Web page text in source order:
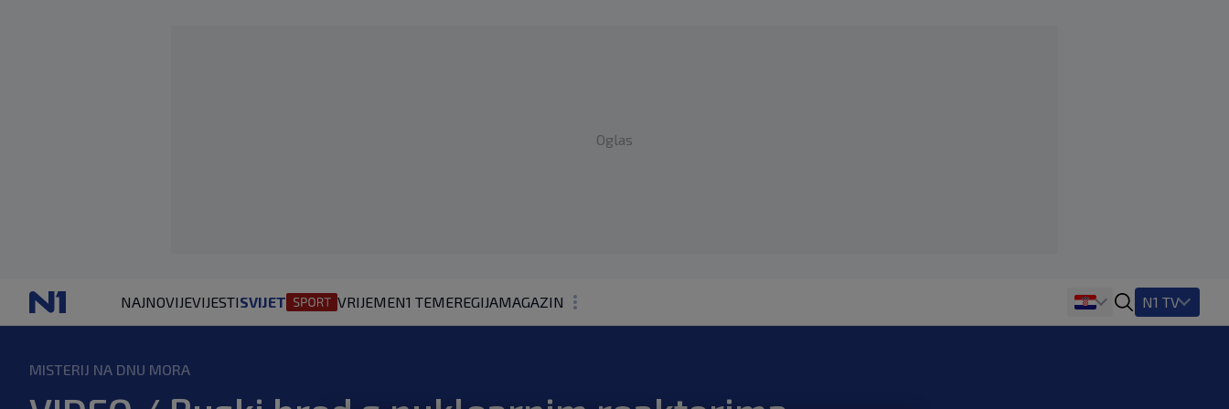
Oglas
NAJNOVIJEVIJESTISVIJET VRIJEMEN1 TEMEREGIJAMAGAZIN
N1 TV
MISTERIJ NA DNU MORA